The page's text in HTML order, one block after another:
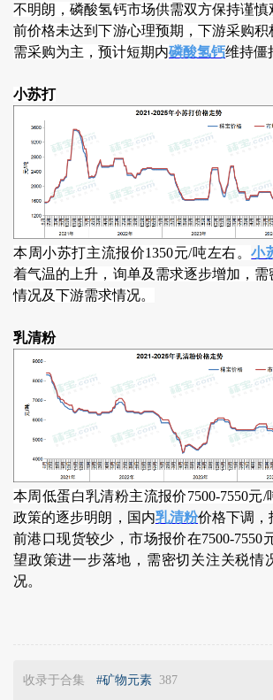
不明朗，磷酸氢钙市场供需双方保持谨慎
前价格未达到下游心理预期，下游采购积
需采购为主，预计短期内磷酸氢钙维持僵
小苏打
本周小苏打主流报价1350元/吨左右。小
着气温的上升，询单及需求逐步增加，
情况及下游需求情况。
乳清粉
本周低蛋白乳清粉主流报价7500-7550元
政策的逐步明朗 ，国内乳清粉价格下调，
前港口现货较少，市场报价在7500-7550
望政策进一步落地，需密切关注关税情
况。
收录于合集 #矿物元素 387